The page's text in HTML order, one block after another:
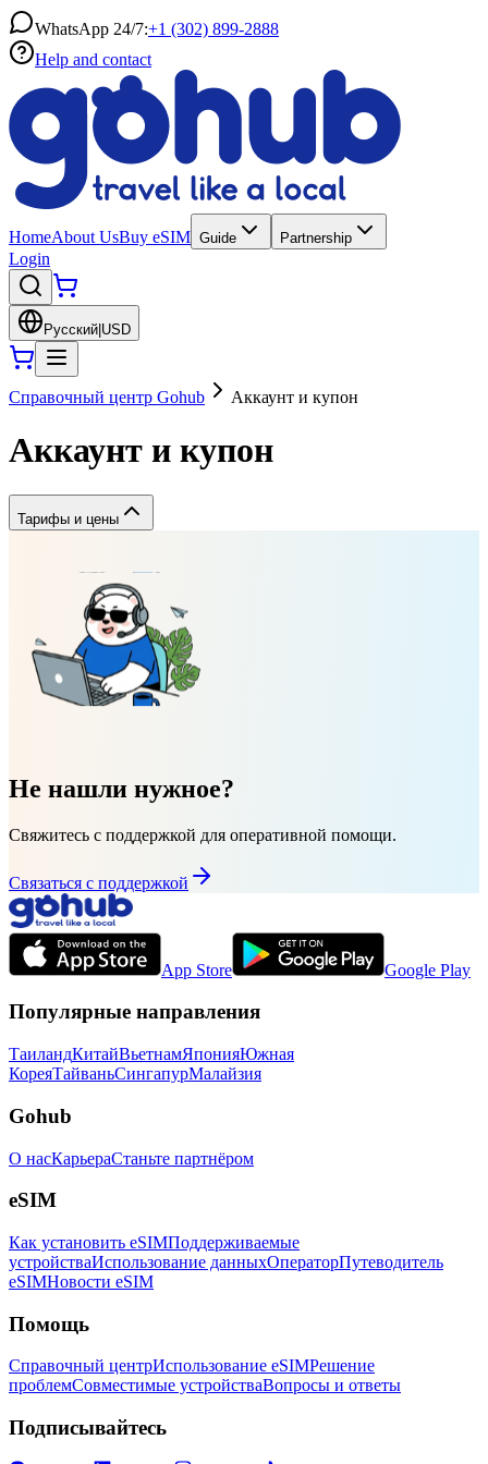
WhatsApp 24/7:+1 (302) 899-2888
Help and contact
HomeAbout UsBuy eSIM Guide Partnership
Login
Русский USD
Справочный центр Gohub Аккаунт и купон
Аккаунт и купон
Тарифы и цены
Не нашли нужное?
Свяжитесь с поддержкой для оперативной помощи.
Связаться с поддержкой
App Store Google Play
Популярные направления
ТаиландКитайВьетнамЯпонияЮжная
КореяТайваньСингапурМалайзия
Gohub
О насКарьераСтаньте партнёром
eSIM
Как установить eSIMПоддерживаемые
устройстваИспользование данныхОператорПутеводитель
eSIMНовости eSIM
Помощь
Справочный центрИспользование eSIMРешение
проблемСовместимые устройстваВопросы и ответы
Подписывайтесь